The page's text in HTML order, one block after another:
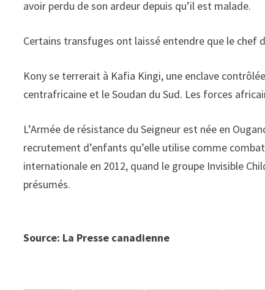
avoir perdu de son ardeur depuis qu’il est malade.
Certains transfuges ont laissé entendre que le chef
Kony se terrerait à Kafia Kingi, une enclave
centrafricaine et le Soudan du Sud. Les forces
L’Armée de résistance du Seigneur est née en
recrutement d’enfants qu’elle utilise comme
internationale en 2012, quand le groupe Invisible
présumés.
Source: La Presse canadienne